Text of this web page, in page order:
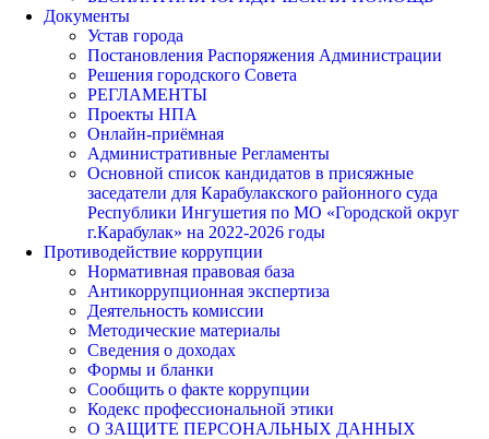
Документы
Устав города
Постановления Распоряжения Администрации
Решения городского Совета
РЕГЛАМЕНТЫ
Проекты НПА
Онлайн-приёмная
Административные Регламенты
Основной список кандидатов в присяжные
заседатели для Карабулакского районного суда
Республики Ингушетия по МО «Городской округ
г.Карабулак» на 2022-2026 годы
Противодействие коррупции
Нормативная правовая база
Антикоррупционная экспертиза
Деятельность комиссии
Методические материалы
Сведения о доходах
Формы и бланки
Сообщить о факте коррупции
Кодекс профессиональной этики
О ЗАЩИТЕ ПЕРСОНАЛЬНЫХ ДАННЫХ